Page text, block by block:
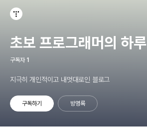
초보 프로그래머의 하루
구독자 1
지극히 개인적이고 내멋대로인 블로그
구독하기 방명록